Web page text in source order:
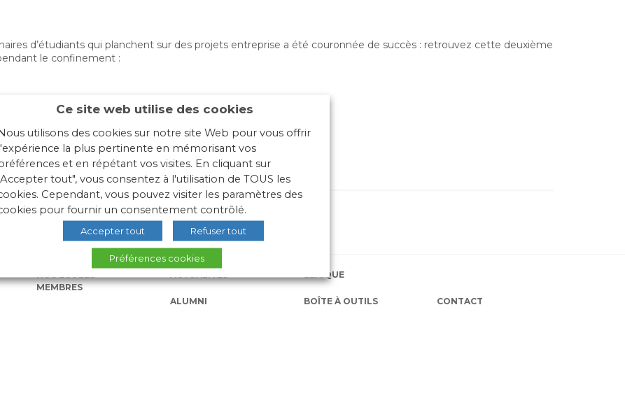
d’étudiants qui planchent sur des projets entreprise a été couronnée de succès : retrouvez cette deuxième
le confinement :
rurale de demain
NOS ÉCOLES
MEMBRES
ACTUALITÉS LEXIQUE
ALUMNI BOÎTE À OUTILS CONTACT
Ce site web utilise des cookies
utilisons des cookies sur notre site Web pour vous offrir
la plus pertinente en mémorisant vos
et en répétant vos visites. En cliquant sur
tout", vous consentez à l'utilisation de TOUS les
Cependant, vous pouvez visiter les paramètres des
pour fournir un consentement contrôlé.
Accepter tout Refuser tout
Préférences cookies